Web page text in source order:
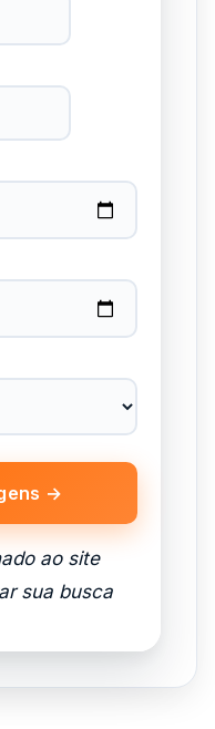
→
ao site
sua busca